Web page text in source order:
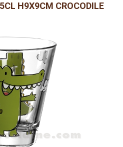
H9X9CM CROCODILE